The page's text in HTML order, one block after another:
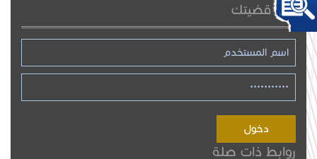
تابع قضيتك
روابط ذات صلة